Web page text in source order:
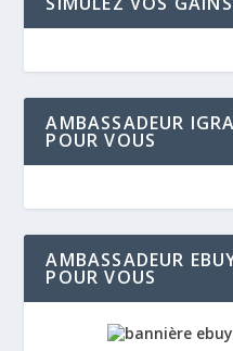
AMBASSADEUR
POUR VOUS
AMBASSADEUR
POUR VOUS